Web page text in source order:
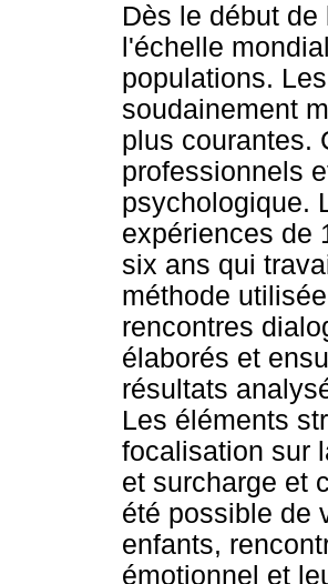
Dès le début
l'échelle
populations.
soudainement
plus courantes.
professionnels
psychologique.
expériences de
six ans qui
méthode
rencontres
élaborés et
résultats
Les éléments
focalisation sur
et surcharge et
été possible de
enfants,
émotionnel et